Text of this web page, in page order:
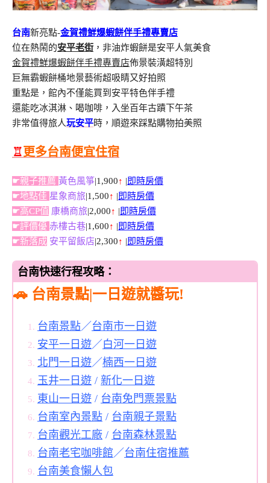
台南新亮點-金賀禮鮮爆蝦餅伴手禮專賣店
位在熱鬧的安平老街 ，非油炸蝦餅是安平人氣美食
金賀禮鮮爆蝦餅伴手禮專賣店佈景裝潢超特別
巨無霸蝦餅桶地景藝術超吸睛又好拍照
重點是，館內不僅能買到安平特色伴手禮
還能吃冰淇淋、喝咖啡，入坐百年古蹟下午茶
非常值得旅人玩安平時，順遊來踩點購物拍美照
♖更多台南便宜住宿
☛親子推薦 黃色風箏|1,900↑ |即時房價
☛地點佳 星象商旅|1,500↑ |即時房價
☛高CP值 康橋商旅|2,000↑ |即時房價
☛評價優 赤樓古巷|1,600↑ |即時房價
☛新落成 安平留飯店|2,300↑ |即時房價
台南快速行程攻略：
🚗 台南景點|一日遊就醬玩!
台南景點／ 台南市一日遊
安平一日遊／ 白河一日遊
北門一日遊／楠西一日遊
玉井一日遊 / 新化一日遊
東山一日遊 / 台南免門票景點
台南室內景點 / 台南親子景點
台南觀光工廠 / 台南森林景點
台南老宅咖啡館／ 台南住宿推薦
台南美食懶人包